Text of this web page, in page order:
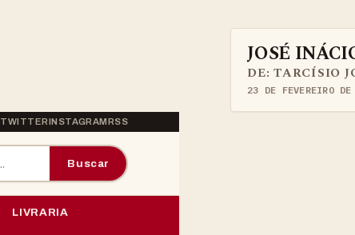
TWITTERINSTAGRAMRSS
Buscar
LIVRARIA
ARTIGOS
JOSÉ
DE: TARCÍSIO
23 DE FEVEREIRO